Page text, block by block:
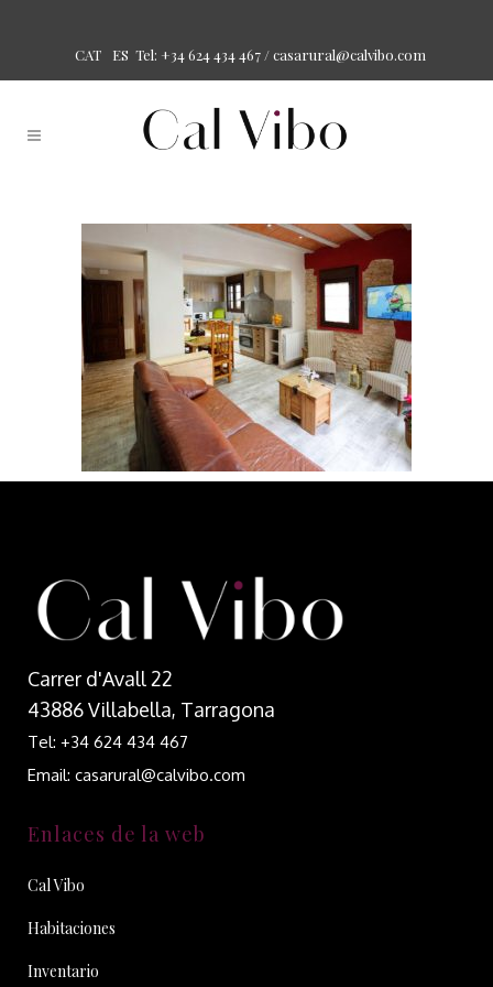
CAT ES Tel: +34 624 434 467 / casarural@calvibo.com
Carrer d'Avall 22
43886 Villabella, Tarragona
Tel: +34 624 434 467
Email: casarural@calvibo.com
Enlaces de la web
Cal Vibo
Habitaciones
Inventario